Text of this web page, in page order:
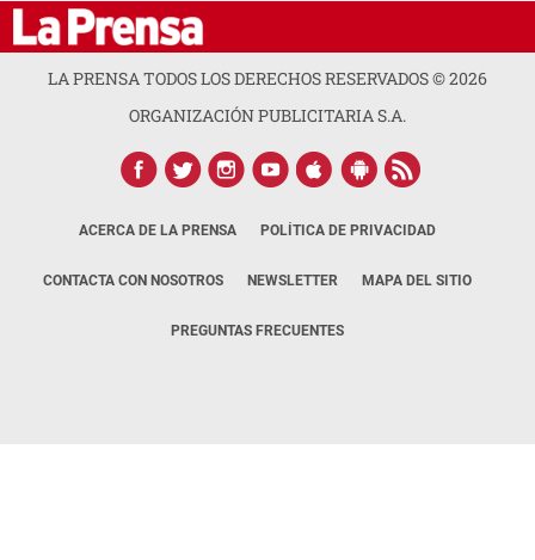
LA PRENSA TODOS LOS DERECHOS RESERVADOS ©2026
ORGANIZACIÓN PUBLICITARIA S.A.
ACERCA DE LA PRENSA POLÍTICA DE PRIVACIDAD
CONTACTA CON NOSOTROS NEWSLETTER MAPA DEL SITIO
PREGUNTAS FRECUENTES